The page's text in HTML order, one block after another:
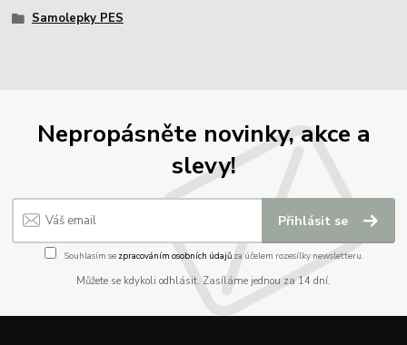
Samolepky PES
Nepropásněte novinky, akce a
slevy!
Přihlásit se
Souhlasím se zpracováním osobních údajůza účelem rozesílky newsletteru.
Můžete se kdykoli odhlásit. Zasíláme jednou za 14 dní.